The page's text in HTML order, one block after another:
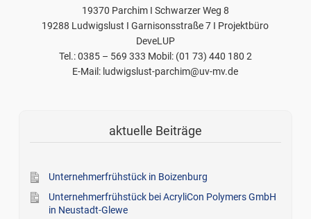
19370 Parchim I Schwarzer Weg 8
19288 Ludwigslust I Garnisonsstraße 7 I Projektbüro
DeveLUP
Tel.: 0385 – 569 333 Mobil: (01 73) 440 180 2
E-Mail: ludwigslust-parchim@uv-mv.de
aktuelle Beiträge
Unternehmerfrühstück in Boizenburg
Unternehmerfrühstück bei AcryliCon Polymers GmbH
in Neustadt-Glewe